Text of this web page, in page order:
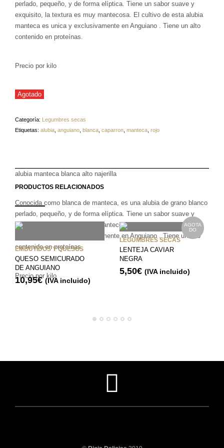
perlado, pequeño, y de forma elíptica. Tiene un sabor suave y
exquisito, la textura es muy mantecosa. El cultivo de esta alubia
manteca es unica y exclusivamente en Anguiano . Tiene un alto
contenido en proteínas.
Precio por kilo
Agotado
Categoría: Legumbres secas
Etiquetas: alubia anguiano blanca caparron manteca rojo
alubia manteca blanca alto najerilla
Conocida como blanca de manteca, es una alubia de grano blanco
perlado, pequeño, y de forma elíptica. Tiene un sabor suave y
exquisito, la textura es muy mantecosa. El cultivo de esta alubia
manteca es única y exclusivamente en Anguiano . Tiene un alto
contenido en proteínas.
Precio por kilo
PRODUCTOS RELACIONADOS
EMBUTIDOS Y QUESOS
QUESO SEMICURADO
DE ANGUIANO
10,95€ (IVA incluido)
AGOTA
DO
LEGUMBRES SECAS
LENTEJA CAVIAR
NEGRA
5,50€ (IVA incluido)